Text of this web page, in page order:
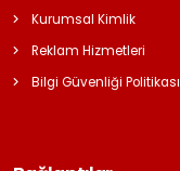
Kurumsal Kimlik
Reklam Hizmetleri
Bilgi Güvenliği Politikası